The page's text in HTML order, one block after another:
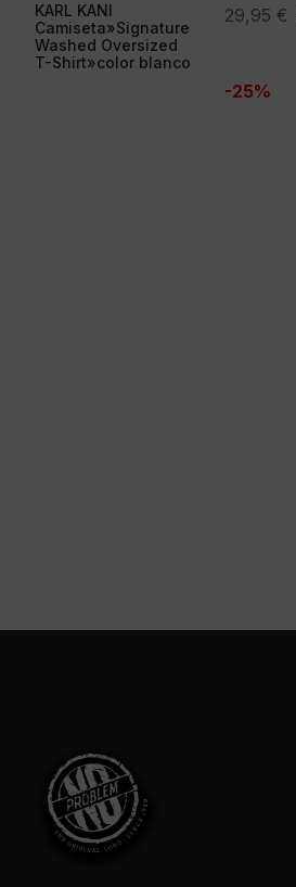
KARL KANI
Camiseta»Signature
Washed Oversized
T-Shirt»color blanco
El
era:
29,95 €
El
es:
-25%